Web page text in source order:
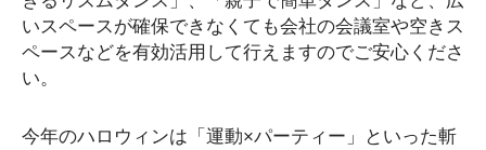
いスペースが確保できなくても会社の会議室や空きス
ペースなどを有効活用して行えますのでご安心くださ
い。
今年のハロウィンは「運動×パーティー」といった斬